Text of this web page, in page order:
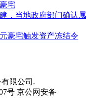
宅
，当地政府部门确认属
豪宅触发资产冻结令
限公司.
号 京公网安备